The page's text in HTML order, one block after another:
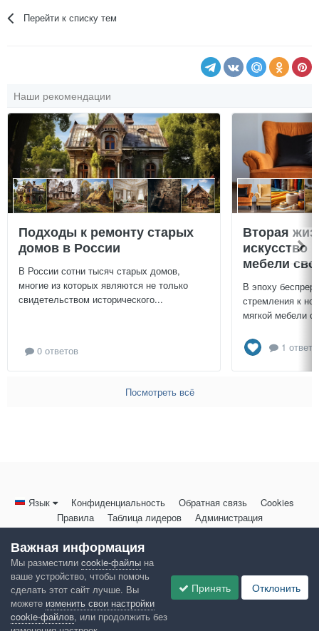
Перейти к списку тем
Наши рекомендации
Подходы к ремонту старых
домов в России
В России сотни тысяч старых домов,
многие из которых являются не только
свидетельством исторического...
0 ответов
Вторая
искусство
мебели
В эпоху
стремления к
мягкой мебели
1 ответ
Посмотреть всё
Язык Конфиденциальность Обратная связь
Cookies
Правила
Таблица лидеров Администрация
Powered by Invision Community
Важная информация
Мы разместили cookie-файлы на
ваше устройство, чтобы помочь
сделать этот сайт лучше. Вы
можете изменить свои настройки
cookie-файлов, или продолжить без
Принять Отклонить